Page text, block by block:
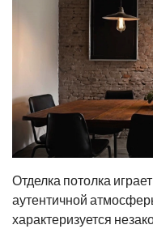
Отделка потолка
аутентичной
характеризуется